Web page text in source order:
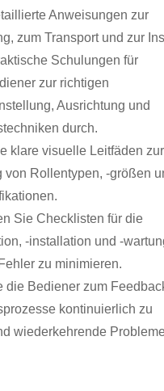
Anweisungen zur
zum Transport und zur
Schulungen für
zur richtigen
Ausrichtung und
durch.
klare visuelle Leitfäden zur
von Rollentypen, -größen
Sie Checklisten für die
-installation und -
zu minimieren.
die Bediener zum
kontinuierlich zu
wiederkehrende